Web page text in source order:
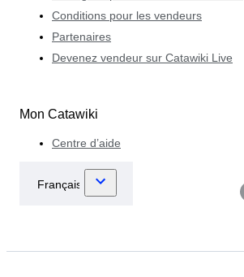
Conditions pour les vendeurs
Partenaires
Devenez vendeur sur Catawiki Live
Mon Catawiki
Centre d’aide